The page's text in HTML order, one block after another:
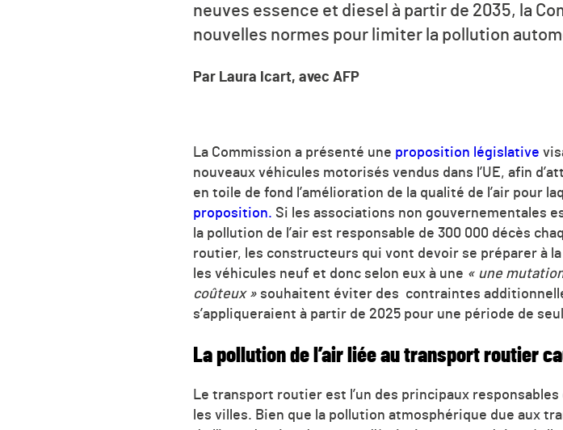
neuves essence et diesel à partir de 2035, la
nouvelles normes pour limiter la pollution
Par Laura Icart, avec AFP
La Commission a présenté une proposition législative
nouveaux véhicules motorisés vendus dans l’UE, afin
en toile de fond l’amélioration de la qualité de l’air pour
proposition. Si les associations non gouvernementales
la pollution de l’air est responsable de 300 000 décès
routier, les constructeurs qui vont devoir se préparer à
les véhicules neuf et donc selon eux à une « une
coûteux » souhaitent éviter des contraintes
s’appliqueraient à partir de 2025 pour une période de
La pollution de l’air liée au transport routier
Le transport routier est l’un des principaux
les villes. Bien que la pollution atmosphérique due aux